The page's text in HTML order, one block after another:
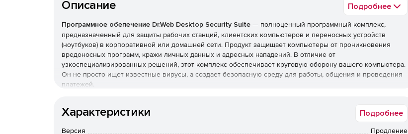
Описание Подробнее
Программное обепечение Dr.Web Desktop Security Suite — полноценный программный комплекс,
предназначенный для защиты рабочих станций, клиентских компьютеров и переносных устройств
(ноутбуков) в корпоративной или домашней сети. Продукт защищает компьютеры от проникновения
вредоносных программ, кражи личных данных и адресных нападений. В отличие от
узкоспециализированных решений, этот комплекс обеспечивает круговую оборону вашего компьютера.
Он не просто ищет известные вирусы, а создает безопасную среду для работы, общения и проведения
платежей.
Преимущества Dr.Web Desktop Security Suite
Наличие сертификатов
Характеристики Подробнее
Версия Продление